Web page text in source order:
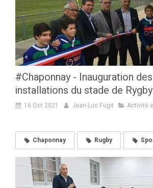
#Chaponnay - Inauguration
installations du stade de Rygby
16 Oct 2021 Jean-Luc Fugit Activité
Chaponnay Rugby